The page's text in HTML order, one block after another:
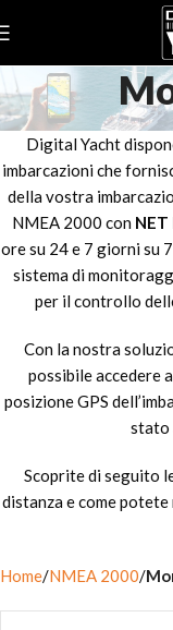
Digital Yacht
imbarcazioni che
della vostra
NMEA 2000 con
ore su 24 e 7 giorni su
sistema di
per il controllo
Con la nostra
possibile accedere
posizione GPS
stato
Scoprite di seguito
distanza e come
Home NMEA 2000